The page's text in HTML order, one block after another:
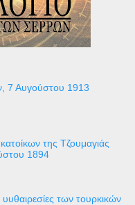
7 Αυγούστου 1913
της Τζουμαγιάς
1894
των τουρκικών